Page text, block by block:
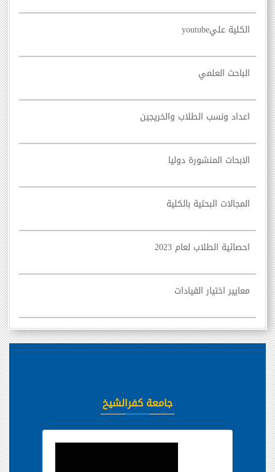
الكلية عليyoutube
الباحث العلمي
اعداد ونسب الطلاب والخريجين
الابحاث المنشورة دوليا
المجالات البحثية بالكلية
احصائية الطلاب لعام 2023
معايير اختيار القيادات
جامعة كفرالشيخ